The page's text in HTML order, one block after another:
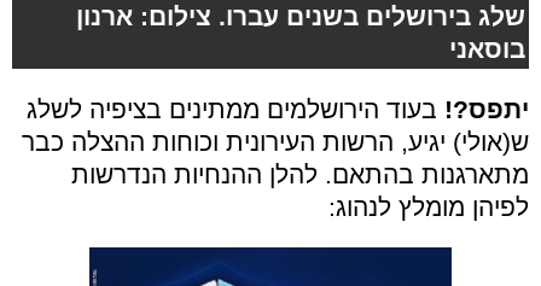
שלג בירושלים בשנים עברו. צילום: ארנון
בוסאני
יתפס?! בעוד הירושלמים ממתינים בציפיה לשלג
ש(אולי) יגיע, הרשות העירונית וכוחות ההצלה כבר
מתארגנות בהתאם. להלן ההנחיות הנדרשות
לפיהן מומלץ לנהוג: